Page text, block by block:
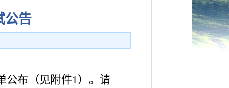
公告
公布（见附件1）。请